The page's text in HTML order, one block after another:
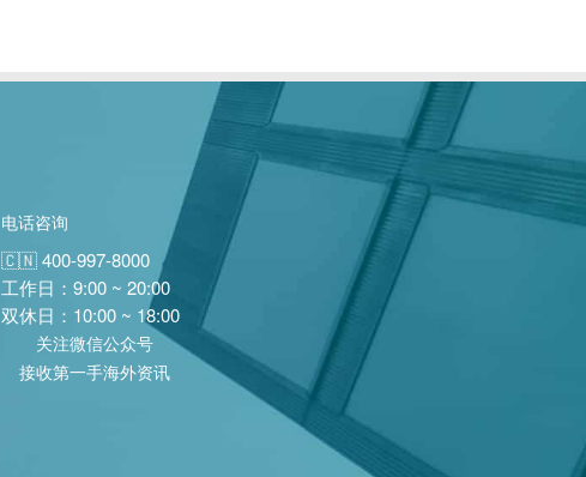
电话咨询
🇨🇳 400-997-8000
工作日：9:00 ~ 20:00
双休日：10:00 ~ 18:00
关注微信公众号
接收第一手海外资讯